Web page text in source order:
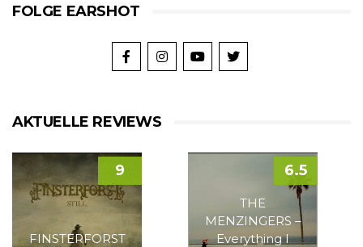
FOLGE EARSHOT
AKTUELLE REVIEWS
FINSTERFORST
9
THE
MENZINGERS –
Everything I
6.5